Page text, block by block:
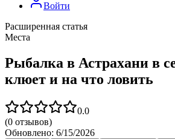
Войти
Расширенная статья
Места
Рыбалка в Астрахани в
клюет и на что ловить
0.0
(0 отзывов)
Обновлено: 6/15/2026